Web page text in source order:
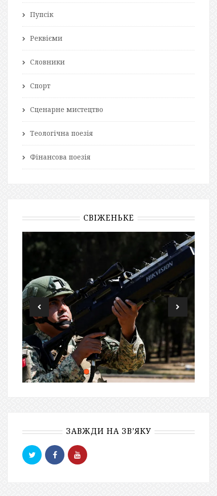
Пупсік
Реквієми
Словники
Спорт
Сценарне мистецтво
Теологічна поезія
Фінансова поезія
СВІЖЕНЬКЕ
ЗАВЖДИ НА ЗВ’ЯКУ